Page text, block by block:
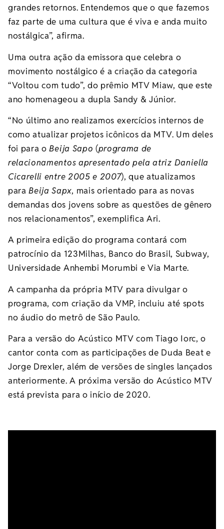
grandes retornos. Entendemos que o que fazemos
faz parte de uma cultura que é viva e anda muito
nostálgica”, afirma.
Uma outra ação da emissora que celebra o
movimento nostálgico é a criação da categoria
“Voltou com tudo”, do prêmio MTV Miaw, que este
ano homenageou a dupla Sandy & Júnior.
“No último ano realizamos exercícios internos de
como atualizar projetos icônicos da MTV. Um deles
foi para oBeija Sapo (programa de
relacionamentos apresentado pela atriz Daniella
Cicarelli entre 2005 e 2007), que atualizamos
paraBeija Sapx, mais orientado para as novas
demandas dos jovens sobre as questões de gênero
nos relacionamentos”, exemplifica Ari.
A primeira edição do programa contará com
patrocínio da 123Milhas, Banco do Brasil, Subway,
Universidade Anhembi Morumbi e Via Marte.
A campanha da própria MTV para divulgar o
programa, com criação da VMP, incluiu até spots
no áudio do metrô de São Paulo.
Para a versão do Acústico MTV com Tiago Iorc, o
cantor conta com as participações de Duda Beat e
Jorge Drexler, além de versões de singles lançados
anteriormente. A próxima versão do Acústico MTV
está prevista para o início de 2020.